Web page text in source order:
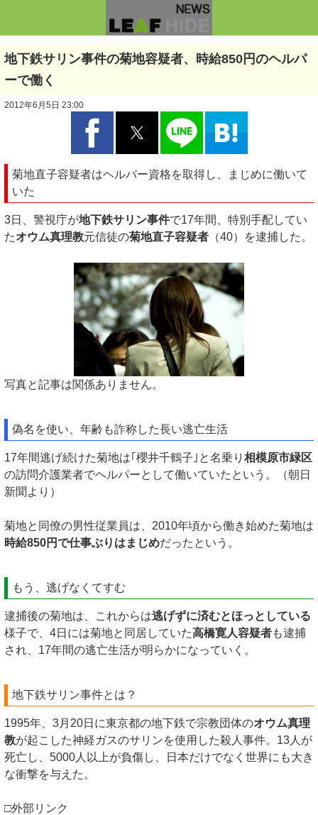
地下鉄サリン事件の菊地容疑者、時給850円のヘルパ
ーで働く
2012年6月5日 23:00
菊地直子容疑者はヘルパー資格を取得し、まじめに働いて
いた
3日、警視庁が地下鉄サリン事件で17年間、特別手配してい
たオウム真理教元信徒の菊地直子容疑者 （40）を逮捕した。
写真と記事は関係ありません。
偽名を使い、年齢も詐称した長い逃亡生活
17年間逃げ続けた菊地は｢櫻井千鶴子｣と名乗り 相模原市緑区
の訪問介護業者でヘルパーとして働いていたという。（朝日
新聞より）
菊地と同僚の男性従業員は、2010年頃から働き始めた菊地は
時給850円で仕事ぶりはまじめだったという。
もう、逃げなくてすむ
逮捕後の菊地は、これからは逃げずに済むとほっとしている
様子で、4日には菊地と同居していた高橋寛人容疑者も逮捕
され、17年間の逃亡生活が明らかになっていく。
地下鉄サリン事件とは？
1995年、3月20日に東京都の地下鉄で宗教団体のオウム真理
教が起こした神経ガスのサリンを使用した殺人事件。13人が
死亡し、5000人以上が負傷し、日本だけでなく世界にも大き
な衝撃を与えた。
□外部リンク